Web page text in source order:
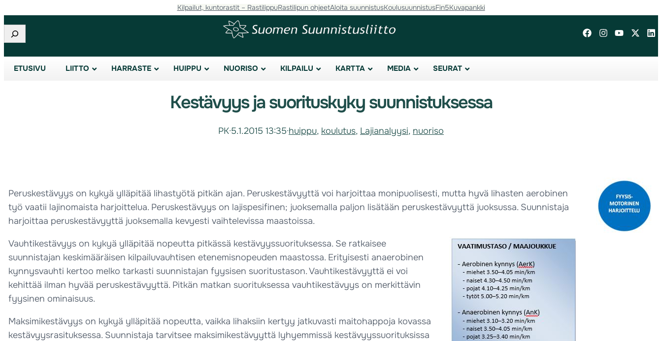
Kilpailut, kuntorastit – RastilippuRastilipun ohjeetAloita suunnistusKoulusuunnistusFin5Kuvapankki
Etsi
ETUSIVU LIITTO HARRASTE HUIPPU NUORISO KILPAILU KARTTA MEDIA SEURAT
Kestävyys ja suorituskyky suunnistuksessa
PK·5.1.2015 13:35·huippu, koulutus, Lajianalyysi, nuoriso
Peruskestävyys on kykyä ylläpitää lihastyötä pitkän ajan. Peruskestävyyttä voi harjoittaa monipuolisesti, mutta hyvä lihasten aerobinen
työ vaatii lajinomaista harjoittelua. Peruskestävyys on lajispesifinen; juoksemalla paljon lisätään peruskestävyyttä juoksussa. Suunnistaja
harjoittaa peruskestävyyttä juoksemalla kevyesti vaihtelevissa maastoissa.
Vauhtikestävyys on kykyä ylläpitää nopeutta pitkässä kestävyyssuorituksessa. Se ratkaisee
suunnistajan keskimääräisen kilpailuvauhtisen etenemisnopeuden maastossa. Erityisesti anaerobinen
kynnysvauhti kertoo melko tarkasti suunnistajan fyysisen suoritustason. Vauhtikestävyyttä ei voi
kehittää ilman hyvää peruskestävyyttä. Pitkän matkan suorituksessa vauhtikestävyys on merkittävin
fyysinen ominaisuus.
Maksimikestävyys on kykyä ylläpitää nopeutta, vaikka lihaksiin kertyy jatkuvasti maitohappoja kovassa
kestävyysrasituksessa. Suunnistaja tarvitsee maksimikestävyyttä lyhyemmissä kestävyyssuorituksissa